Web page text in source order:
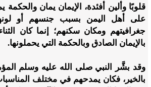
قلوبًا وألين أفئدة، الإيمان يمان والحكمة
على أهل اليمن بسبب جنسهم أو
جغرافيتهم ومكان سكنهم؛ إنما كان
بالإيمان الصادق وبالحكمة التي يحملونها.
وقد بشَّر النبي صلى الله عليه وسلم
بالخير، فكان يمدحهم في مختلف